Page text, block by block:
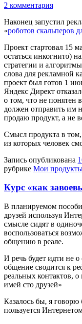
2 комментария
Наконец запустил
«роботов скальперов
Проект стартовал 15
остаться инкогнито)
стратегии и
слова для рекламной
проект был готов 1
Яндекс Директ
о том, что не понятен
должен отправить им
продаю продукт, а не
Смысл продукта в
из которых человек
Запись опубликована
рубрике Мои
Курс «как
В планируемом
друзей используя
смысле сидят в
воспользоваться
общению в реале.
И речь будет идти не
общение сводится к
реальных контактов,
имей сто друзей»
Казалось бы, я говорю
пользуется